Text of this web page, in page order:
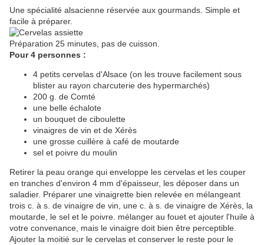
Une spécialité alsacienne réservée aux gourmands. Simple et
facile à préparer.
Préparation 25 minutes, pas de cuisson.
Pour 4 personnes :
4 petits cervelas d'Alsace (on les trouve facilement sous
blister au rayon charcuterie des hypermarchés)
200 g. de Comté
une belle échalote
un bouquet de ciboulette
vinaigres de vin et de Xérès
une grosse cuillère à café de moutarde
sel et poivre du moulin
Retirer la peau orange qui enveloppe les cervelas et les couper
en tranches d'environ 4 mm d'épaisseur, les déposer dans un
saladier. Préparer une vinaigrette bien relevée en mélangeant
trois c. à s. de vinaigre de vin, une c. à s. de vinaigre de Xérès, la
moutarde, le sel et le poivre. mélanger au fouet et ajouter l'huile à
votre convenance, mais le vinaigre doit bien être perceptible.
Ajouter la moitié sur le cervelas et conserver le reste pour le